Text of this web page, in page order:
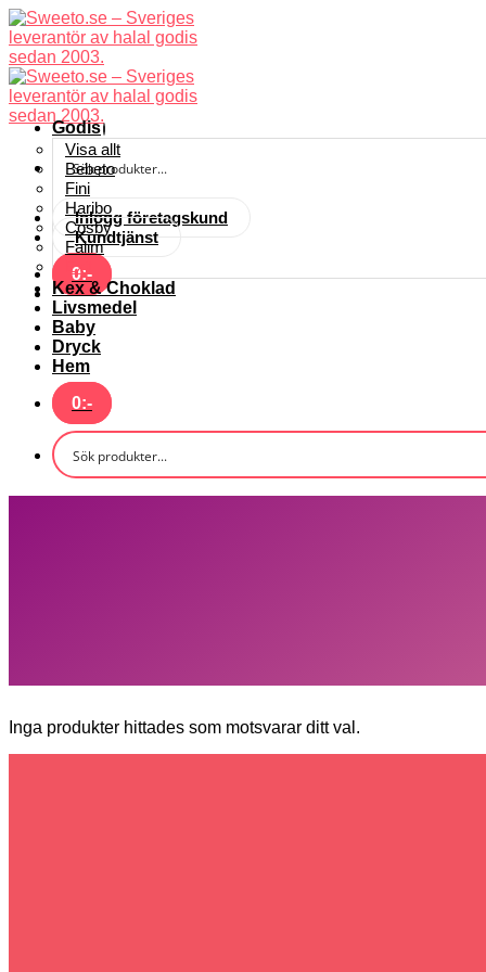
Skip
to
content
Inlogg företagskund
Kundtjänst
0:-
Godis
Visa allt
Bebeto
Fini
Haribo
Cosby
Falim
Exit
Kex & Choklad
Livsmedel
Baby
Dryck
Hem
0:-
Inga produkter hittades som motsvarar ditt val.